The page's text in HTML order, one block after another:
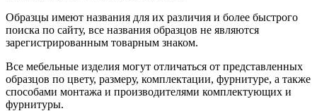
Образцы имеют названия для их различия и более быстрого
поиска по сайту, все названия образцов не являются
зарегистрированным товарным знаком.
Все мебельные изделия могут отличаться от представленных
образцов по цвету, размеру, комплектации, фурнитуре, а также
способами монтажа и производителями комплектующих и
фурнитуры.